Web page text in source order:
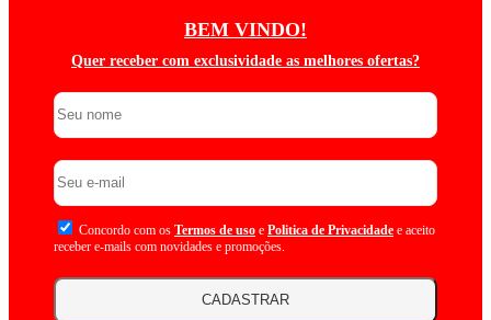
BEM VINDO!
Quer receber com exclusividade as melhores ofertas?
Concordo com os Termos de uso e Politica de Privacidade e aceito
receber e-mails com novidades e promoções.
CADASTRAR